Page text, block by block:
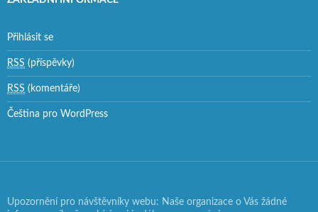
Přihlásit se
RSS (příspěvky)
RSS (komentáře)
Čeština pro WordPress
Upozornění pro návštěvníky webu: Naše organizace o Vás žádné